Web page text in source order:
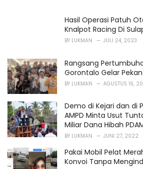
Hasil Operasi Patuh
Knalpot Racing Di
BY LUKMAN JULI 24, 2023
Rangsang
Gorontalo Gelar Pekan
BY LUKMAN AGUSTUS 16,
Demo di Kejari dan di
AMPD Minta Usut
Miliar Dana Hibah
BY LUKMAN JUNI 27, 2022
Pakai Mobil Pelat
Konvoi Tanpa